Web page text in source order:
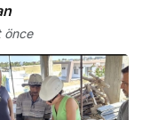
önce